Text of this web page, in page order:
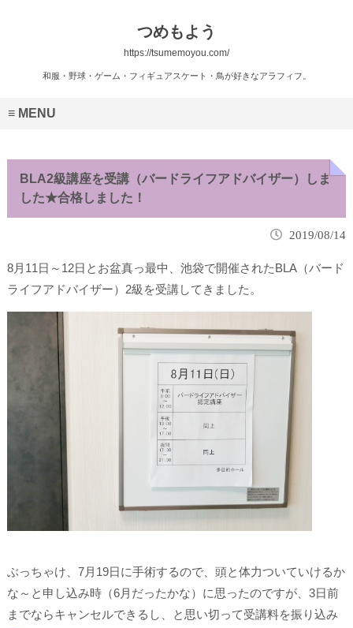
つめもよう
https://tsumemoyou.com/
和服・野球・ゲーム・フィギュアスケート・鳥が好きなアラフィフ。
MENU
BLA2級講座を受講（バードライフアドバイザー）しま
した★合格しました！
2019/08/14
8月11日～12日とお盆真っ最中、池袋で開催されたBLA（バード
ライフアドバイザー）2級を受講してきました。
ぶっちゃけ、7月19日に手術するので、頭と体力ついていけるか
な～と申し込み時（6月だったかな）に思ったのですが、3日前
までならキャンセルできるし、と思い切って受講料を振り込み